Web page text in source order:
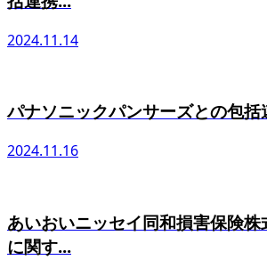
2024.11.14
パナソニックパンサーズとの包括
2024.11.16
あいおいニッセイ同和損害保険
に関す...